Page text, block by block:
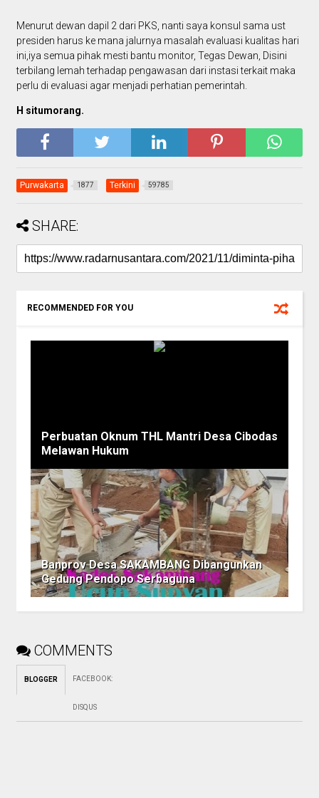
Menurut dewan dapil 2 dari PKS, nanti saya konsul sama ust
presiden harus ke mana jalurnya masalah evaluasi kualitas hari
ini,iya semua pihak mesti bantu monitor, Tegas Dewan, Disini
terbilang lemah terhadap pengawasan dari instasi terkait maka
perlu di evaluasi agar menjadi perhatian pemerintah.
H situmorang.
Purwakarta 1877 Terkini 59785
SHARE:
RECOMMENDED FOR YOU
Perbuatan Oknum THL Mantri Desa Cibodas
Melawan Hukum
Banprov Desa SAKAMBANG Dibangunkan
Gedung Pendopo Serbaguna
COMMENTS
BLOGGER FACEBOOK:
DISQUS